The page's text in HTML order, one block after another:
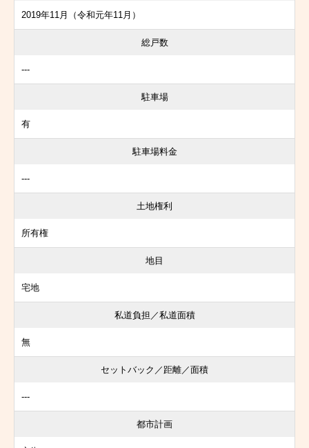
2019年11月（令和元年11月）
総戸数
---
駐車場
有
駐車場料金
---
土地権利
所有権
地目
宅地
私道負担／私道面積
無
セットバック／距離／面積
---
都市計画